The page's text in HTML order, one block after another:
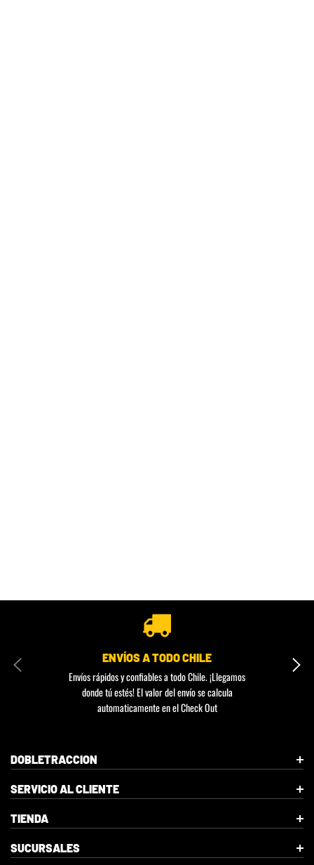
ENVÍOS A TODO CHILE
Envíos rápidos y confiables a todo Chile. ¡Llegamos
donde tú estés! El valor del envío se calcula
automaticamente en el Check Out
DOBLETRACCION
SERVICIO AL CLIENTE
TIENDA
SUCURSALES